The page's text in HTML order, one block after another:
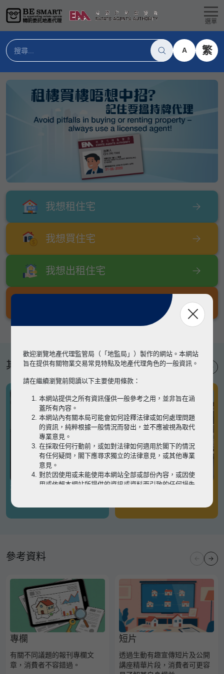
選單
A 繁
我想租住宅
我想買住宅
我想出租住宅
其他專題
有關凶宅
參考資料
專欄
有關不同議題的報刊專欄文
章，消費者不容錯過。
短片
透過生動有趣宣傳短片及公開
講座精華片段，消費者可更容
歡迎瀏覽地產代理監管局（「地監局」）製作的網站。本網站
旨在提供有關物業交易常見特點及地產代理角色的一般資訊。
請在繼續瀏覽前閱讀以下主要使用條款：
本網站提供之所有資訊僅供一般參考之用，並非旨在涵
蓋所有內容。
本網站內有關本局可能會如何詮釋法律或如何處理問題
的資訊，純粹根據一般情況而發出，並不應被視為取代
專業意見。
在採取任何行動前，或如對法律如何適用於閣下的情況
有任何疑問，閣下應尋求獨立的法律意見，或其他專業
意見。
對於因使用或未能使用本網站全部或部份內容，或因使
用或依賴本網站所提供的資訊或資料而引致的任何損失
瀏覽以細閱本網站使用條款的完整版本。如有任